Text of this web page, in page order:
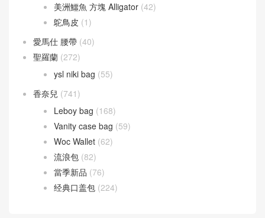
美洲鱷魚 方塊 Alligator (42)
鴕鳥皮 (1)
愛馬仕 腰帶 (40)
聖羅蘭 (272)
ysl niki bag (55)
香奈兒 (741)
Leboy bag (168)
Vanity case bag (59)
Woc Wallet (62)
流浪包 (82)
當季新品 (76)
经典口盖包 (224)